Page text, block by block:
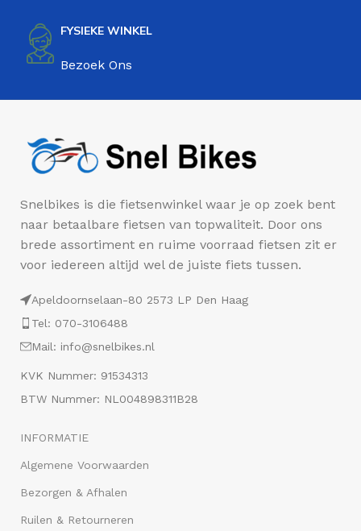
FYSIEKE WINKEL
Bezoek Ons
Snelbikes is die fietsenwinkel waar je op zoek bent
naar betaalbare fietsen van topwaliteit. Door ons
brede assortiment en ruime voorraad fietsen zit er
voor iedereen altijd wel de juiste fiets tussen.
Apeldoornselaan-80 2573 LP Den Haag
Tel: 070-3106488
Mail: info@snelbikes.nl
KVK Nummer: 91534313
BTW Nummer: NL004898311B28
INFORMATIE
Algemene Voorwaarden
Bezorgen & Afhalen
Ruilen & Retourneren